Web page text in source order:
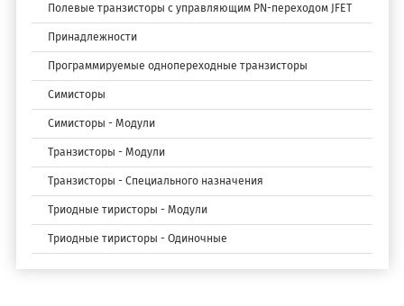
Полевые транзисторы с управляющим PN-переходом JFET
Принадлежности
Программируемые однопереходные транзисторы
Симисторы
Симисторы - Модули
Транзисторы - Модули
Транзисторы - Специального назначения
Триодные тиристоры - Модули
Триодные тиристоры - Одиночные